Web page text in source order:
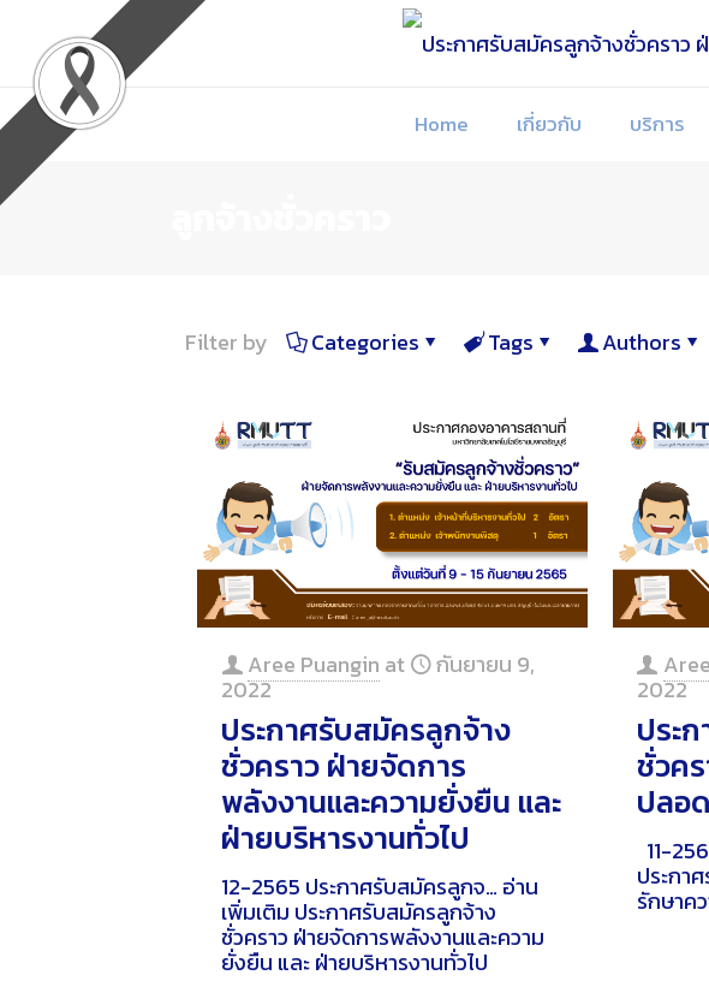
Content
Home เกี่ยวกับ บริการ
Filter by Categories Tags Authors
Aree Puangin at กันยายน 9,
2022
ประกาศรับสมัครลูกจ้าง
ชั่วคราว ฝ่ายจัดการ
พลังงานและความยั่งยืน และ
ฝ่ายบริหารงานทั่วไป
12-2565 ประกาศรับสมัครลูกจ… อ่าน
เพิ่มเติม ประกาศรับสมัครลูกจ้าง
ชั่วคราว ฝ่ายจัดการพลังงานและความ
ยั่งยืน และ ฝ่ายบริหารงานทั่วไป
2022
ประ
ชั่วค
ปลอ
11-
ประกา
รักษาค